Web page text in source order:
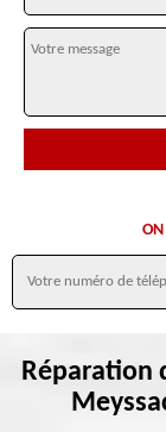
ON
Réparation